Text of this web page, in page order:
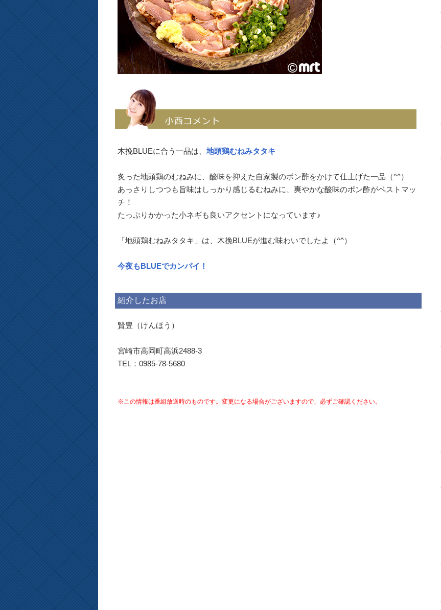
木挽BLUEに合う一品は、 地頭鶏むねみタタキ
炙った地頭鶏のむねみに、酸味を抑えた自家製のポン酢をかけて仕上げた一品（^^）
あっさりしつつも旨味はしっかり感じるむねみに、爽やかな酸味のポン酢がベストマッ
チ！
たっぷりかかった小ネギも良いアクセントになっています♪
「地頭鶏むねみタタキ」は、木挽BLUEが進む味わいでしたよ（^^）
今夜もBLUEでカンパイ！
紹介したお店
賢豊（けんほう）
宮崎市高岡町高浜2488-3
TEL：0985-78-5680
※この情報は番組放送時のものです。変更になる場合がございますので、必ずご確認ください。